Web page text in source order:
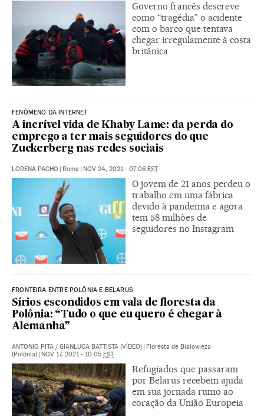
Governo francês descreve
como “tragédia” o acidente
com o barco que tentava
chegar irregulamente à costa
britânica
FENÔMENO DA INTERNET
A incrível vida de Khaby Lame: da perda do
emprego a ter mais seguidores do que
Zuckerberg nas redes sociais
LORENA PACHO | Roma | NOV 24, 2021 - 07:06 EST
O jovem de 21 anos perdeu o
trabalho em uma fábrica
devido à pandemia e agora
tem 58 milhões de
seguidores no Instagram
FRONTEIRA ENTRE POLÔNIA E BELARUS
Sírios escondidos em vala de floresta da
Polônia: “Tudo o que eu quero é chegar à
Alemanha”
ANTONIO PITA / GIANLUCA BATTISTA (VÍDEO) | Floresta de Bialowieza
(Polônia) | NOV 17, 2021 - 10:05 EST
Refugiados que passaram
por Belarus recebem ajuda
em sua jornada rumo ao
coração da União Europeia